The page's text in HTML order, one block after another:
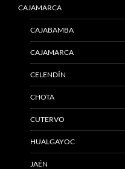
CAJAMARCA
CAJABAMBA
CAJAMARCA
CELENDÍN
CHOTA
CUTERVO
HUALGAYOC
JAÉN